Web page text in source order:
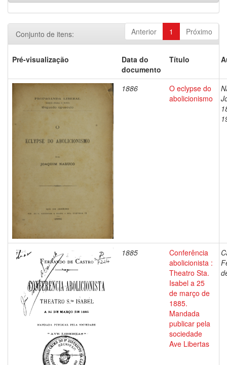
Anterior 1 Próximo
Conjunto de itens:
Pré-visualização
Data do
documento
Título
1886
O eclypse do
abolicionismo
1885
Conferência
abolicionista :
Theatro Sta.
Isabel a 25
de março de
1885.
Mandada
publicar pela
sociedade
Ave Libertas